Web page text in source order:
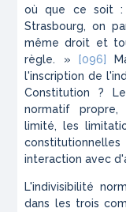
où que ce soit :
Strasbourg, on
même droit et
règle. »
[096]
l'inscription de
Constitution ?
normatif propre,
limité, les
interaction avec
L'indivisibilité
dans les trois